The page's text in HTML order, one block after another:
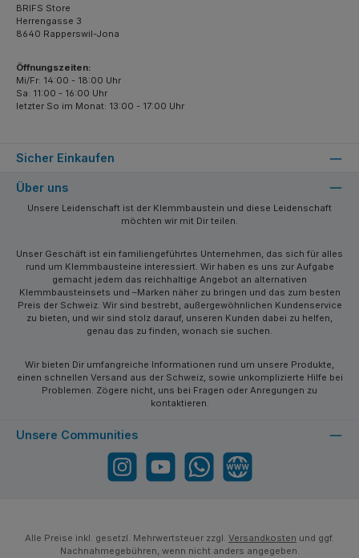
Sicher Einkaufen
BRIFS Store
Herrengasse 3
8640 Rapperswil-Jona
Öffnungszeiten:
Mi/Fr: 14:00 - 18:00 Uhr
Sa: 11:00 - 16:00 Uhr
letzter So im Monat: 13:00 - 17:00 Uhr
Über uns
Unsere Leidenschaft ist der Klemmbaustein und diese Leidenschaft
möchten wir mit Dir teilen.
Unser Geschäft ist ein familiengeführtes Unternehmen, das sich für alles
rund um Klemmbausteine interessiert. Wir haben es uns zur Aufgabe
gemacht jedem das reichhaltige Angebot an alternativen
Klemmbausteinsets und –Marken näher zu bringen und das zum besten
Preis der Schweiz. Wir sind bestrebt, außergewöhnlichen Kundenservice
zu bieten, und wir sind stolz darauf, unseren Kunden dabei zu helfen,
genau das zu finden, wonach sie suchen.
Wir bieten Dir umfangreiche Informationen rund um unsere Produkte,
einen schnellen Versand aus der Schweiz, sowie unkomplizierte Hilfe bei
Problemen. Zögere nicht, uns bei Fragen oder Anregungen zu
kontaktieren.
Unsere Communities
Instagram YouTube WhatsApp Website
Alle Preise inkl. gesetzl. Mehrwertsteuer zzgl. Versandkosten und ggf.
Nachnahmegebühren, wenn nicht anders angegeben.